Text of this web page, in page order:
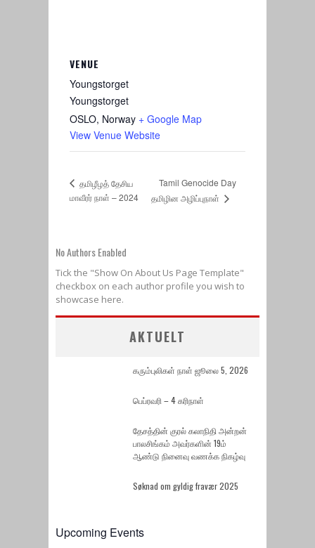
VENUE
Youngstorget
Youngstorget
OSLO, Norway + Google Map
View Venue Website
தமிழீழத் தேசிய
மாவீரர் நாள் – 2024
Tamil Genocide Day
தமிழின அழிப்புநாள்
No Authors Enabled
Tick the "Show On About Us Page Template"
checkbox on each author profile you wish to
showcase here.
AKTUELT
கரும்புலிகள் நாள் ஜூலை 5, 2026
பெப்ரவரி – 4 கரிநாள்
தேசத்தின் குரல் கலாநிதி அன்றன்
பாலசிங்கம் அவர்களின் 19ம்
ஆண்டு நினைவு வணக்க நிகழ்வு
Søknad om gyldig fravær 2025
Upcoming Events